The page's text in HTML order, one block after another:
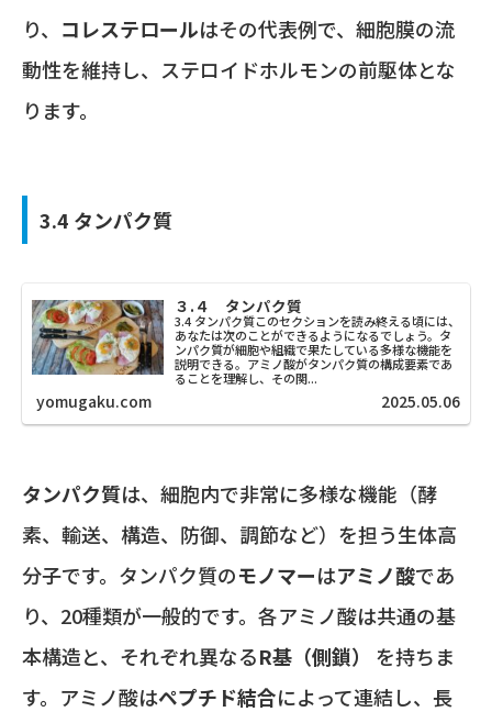
り、 コレステロールはその代表例で、細胞膜の流
動性を維持し、ステロイドホルモンの前駆体とな
ります。
3.4 タンパク質
３.４ タンパク質
3.4 タンパク質このセクションを読み終える頃には、
あなたは次のことができるようになるでしょう。タ
ンパク質が細胞や組織で果たしている多様な機能を
説明できる。アミノ酸がタンパク質の構成要素であ
ることを理解し、その関...
yomugaku.com 2025.05.06
タンパク質は、細胞内で非常に多様な機能（酵
素、輸送、構造、防御、調節など）を担う生体高
分子です。タンパク質のモノマーはアミノ酸であ
り、20種類が一般的です。各アミノ酸は共通の基
本構造と、それぞれ異なるR基（側鎖）
を持ちま
す。アミノ酸はペプチド結合によって連結し、長